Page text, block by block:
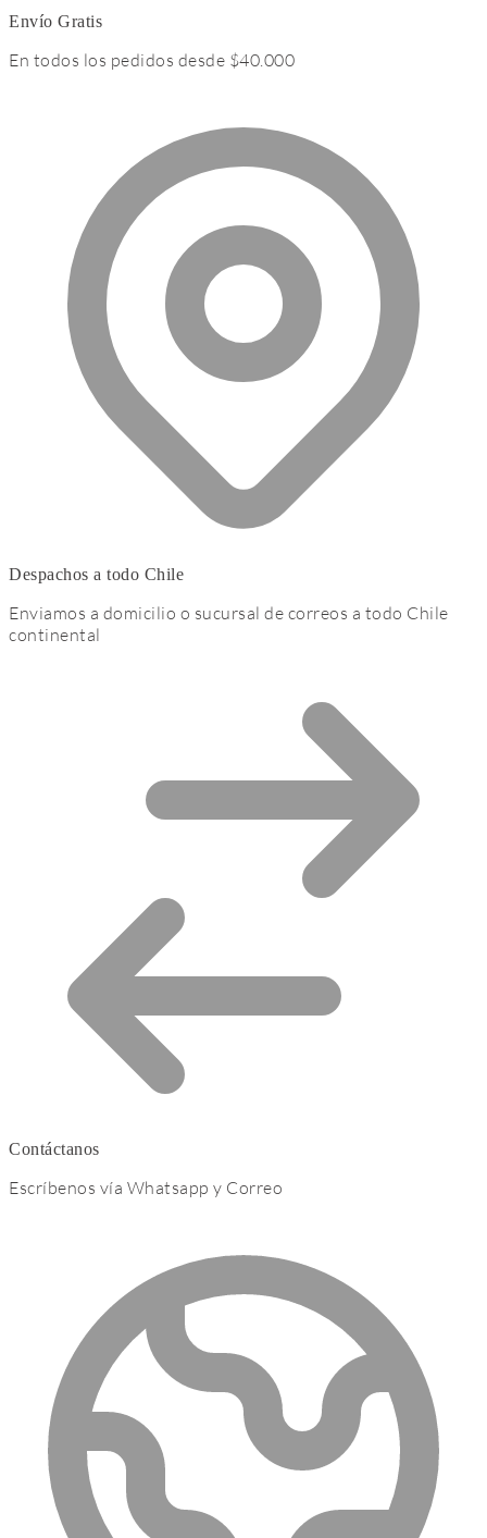
Envío Gratis
En todos los pedidos desde $40.000
Despachos a todo Chile
Enviamos a domicilio o sucursal de correos a todo Chile
continental
Contáctanos
Escríbenos vía Whatsapp y Correo